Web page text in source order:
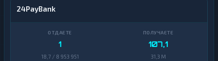
24PayBank
1
18,7 / 8 953 951
107,1
31,3 M